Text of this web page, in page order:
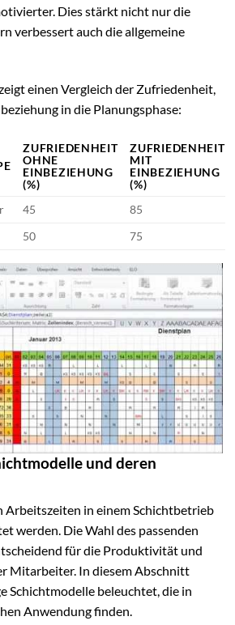
Dies stärkt nicht nur die
verbessert auch die allgemeine
einen Vergleich der Zufriedenheit,
in die Planungsphase:
ZUFRIEDENHEIT
OHNE
EINBEZIEHUNG
(%)
ZUFRIEDENHEIT
MIT
EINBEZIEHUNG
(%)
45
85
50 75
und deren
Arbeitszeiten in einem Schichtbetrieb
werden. Die Wahl des passenden
für die Produktivität und
Mitarbeiter. In diesem Abschnitt
Schichtmodelle beleuchtet, die in
Anwendung finden.